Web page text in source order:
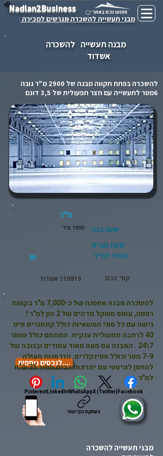
Nadlan2Business חפוש נכס באתר
מבני תעשייה להשכרה -מגרשים למכירה
מבנה תעשייה להשכרה
אשדוד
להשכרה בפתח תקווה מבנה של 2900 מ"ר גובה
6מטר לתעשייה עם חצר תפעולית של 3,5 דונם
מ"ר
שטח בנוי
7000 מ"ר
שטח מגרש
מחיר למ"ר ₪
קוד נכס 110919 אשדוד
....לנכסים נוספים
Facebook
X (Twitter)
WhatsApp
LinkedIn
Pinterest
העתקת הקישור
להשכרה מבנה אחסנה של כ-7,000 מ"ר בקומת
רמפה, עומס משקל מדהים של 2 טון למ"ר !
גישה עם כל סוגי המשאיות כולל קונטנרים פיט
40 לרחבה תפעולית ענקית. המתחם כולל שומר
7\24 . המבנה עם מעט מאוד עמודים ובגובה של
7-9 מטר וכולל ספינקלרים. הזדמנות מעולה
למחסן לוגיסטי עם יתרונות רבים.מחיר 35 ש"ח
למ"ר .
מבני תעשייה להשכרה